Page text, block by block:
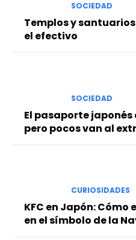
SOCIEDAD
Templos y
el efectivo
SOCIEDAD
El pasaporte japonés
pero pocos van al
CURIOSIDADES
KFC en Japón:
en el símbolo de la